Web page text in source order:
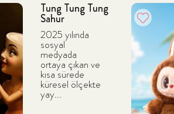
Tung Tung Tung
Sahur
2025 yılında
sosyal
medyada
ortaya çıkan ve
kısa sürede
küresel ölçekte
yay...